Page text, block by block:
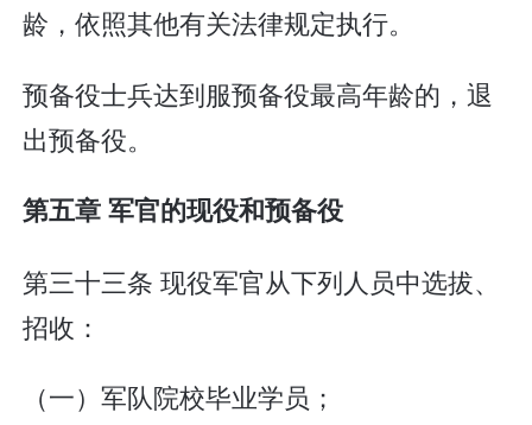
龄，依照其他有关法律规定执行。
预备役士兵达到服预备役最高年龄的，退
出预备役。
第五章 军官的现役和预备役
第三十三条 现役军官从下列人员中选拔、
招收：
（一）军队院校毕业学员；